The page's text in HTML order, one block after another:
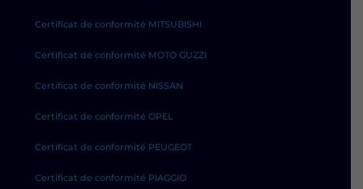
Certificat de conformité MITSUBISHI
Certificat de conformité MOTO GUZZI
Certificat de conformité NISSAN
Certificat de conformité OPEL
Certificat de conformité PEUGEOT
Certificat de conformité PIAGGIO